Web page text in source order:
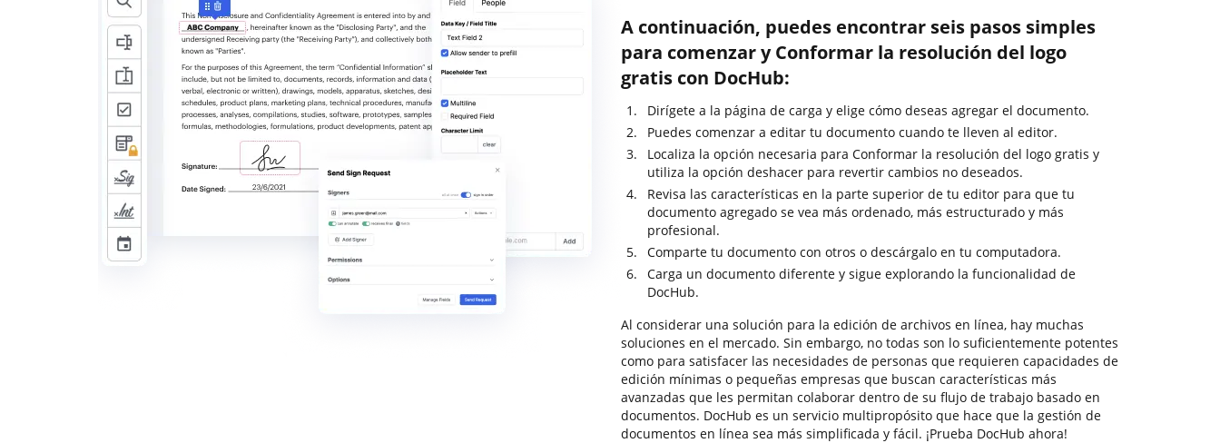
A continuación, puedes encontrar seis pasos simples
para comenzar y Conformar la resolución del logo
gratis con DocHub:
Dirígete a la página de carga y elige cómo deseas agregar el documento.
Puedes comenzar a editar tu documento cuando te lleven al editor.
Localiza la opción necesaria para Conformar la resolución del logo gratis y
utiliza la opción deshacer para revertir cambios no deseados.
Revisa las características en la parte superior de tu editor para que tu
documento agregado se vea más ordenado, más estructurado y más
profesional.
Comparte tu documento con otros o descárgalo en tu computadora.
Carga un documento diferente y sigue explorando la funcionalidad de
DocHub.
Al considerar una solución para la edición de archivos en línea, hay muchas
soluciones en el mercado. Sin embargo, no todas son lo suficientemente potentes
como para satisfacer las necesidades de personas que requieren capacidades de
edición mínimas o pequeñas empresas que buscan características más
avanzadas que les permitan colaborar dentro de su flujo de trabajo basado en
documentos. DocHub es un servicio multipropósito que hace que la gestión de
documentos en línea sea más simplificada y fácil. ¡Prueba DocHub ahora!